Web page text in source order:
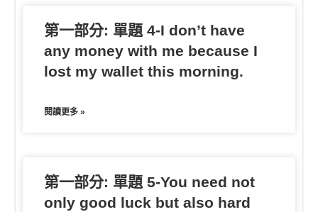
第一部分: 單題 4-I don’t have
any money with me because I
lost my wallet this morning.
閱讀更多 »
第一部分: 單題 5-You need not
only good luck but also hard